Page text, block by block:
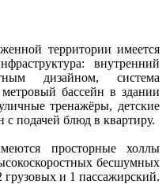
территории имеется
внутренний
дизайном, система
бассейн в здании
тренажёры, детские
с подачей блюд в квартиру.
просторные холлы
бесшумных
и 1 пассажирский.